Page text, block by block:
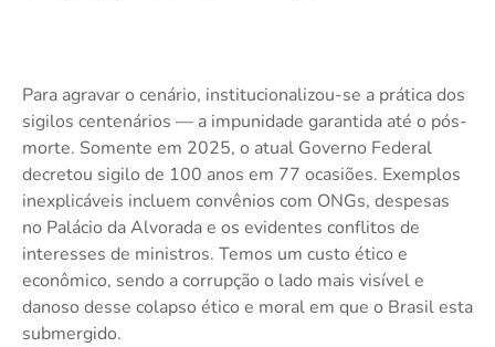
Para agravar o cenário, institucionalizou-se a prática dos
sigilos centenários — a impunidade garantida até o pós-
morte. Somente em 2025, o atual Governo Federal
decretou sigilo de 100 anos em 77 ocasiões. Exemplos
inexplicáveis incluem convênios com ONGs, despesas
no Palácio da Alvorada e os evidentes conflitos de
interesses de ministros. Temos um custo ético e
econômico, sendo a corrupção o lado mais visível e
danoso desse colapso ético e moral em que o Brasil esta
submergido.